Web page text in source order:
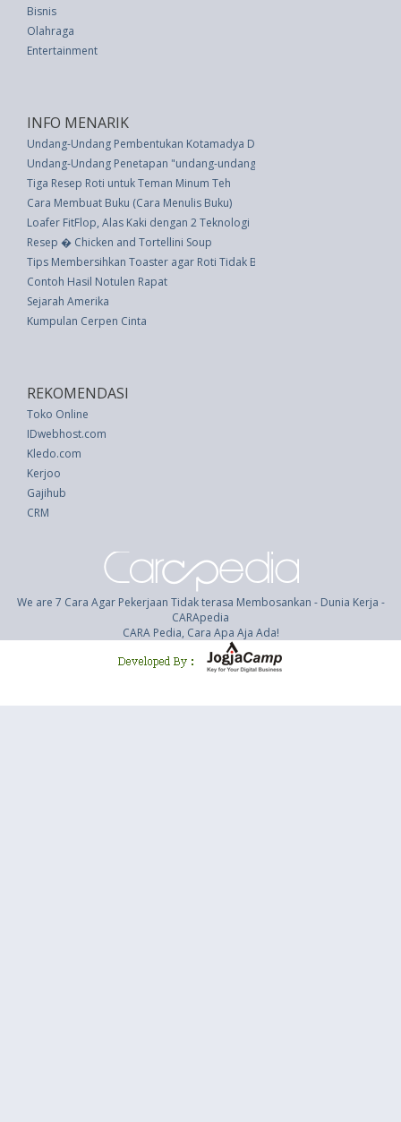
Bisnis
Olahraga
Entertainment
INFO MENARIK
Undang-Undang Pembentukan Kotamadya Daerah Tingkat Ii Bekasi (UU
Undang-Undang Penetapan "undang-undang Darurat No. 19 Tahun
Tiga Resep Roti untuk Teman Minum Teh
Cara Membuat Buku (Cara Menulis Buku)
Loafer FitFlop, Alas Kaki dengan 2 Teknologi
Resep � Chicken and Tortellini Soup
Tips Membersihkan Toaster agar Roti Tidak Berasa Pahit
Contoh Hasil Notulen Rapat
Sejarah Amerika
Kumpulan Cerpen Cinta
REKOMENDASI
Toko Online
IDwebhost.com
Kledo.com
Kerjoo
Gajihub
CRM
We are 7 Cara Agar Pekerjaan Tidak terasa Membosankan - Dunia Kerja -
CARApedia
CARA Pedia, Cara Apa Aja Ada!